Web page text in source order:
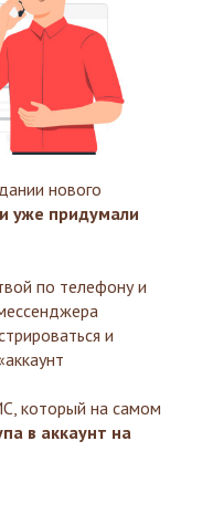
нового
уже придумали
по телефону и
и
который на самом
в аккаунт на